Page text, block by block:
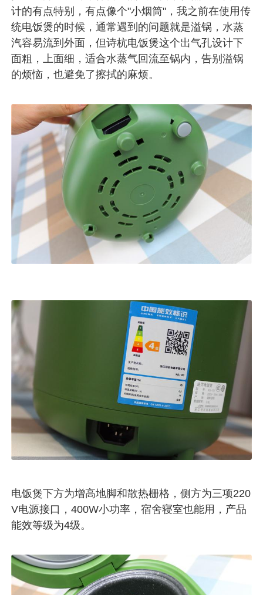
计的有点特别，有点像个"小烟筒"，我之前在使用传
统电饭煲的时候，通常遇到的问题就是溢锅，水蒸
汽容易流到外面，但诗杭电饭煲这个出气孔设计下
面粗，上面细，适合水蒸气回流至锅内，告别溢锅
的烦恼，也避免了擦拭的麻烦。
电饭煲下方为增高地脚和散热栅格，侧方为三项220
V电源接口，400W小功率，宿舍寝室也能用，产品
能效等级为4级。